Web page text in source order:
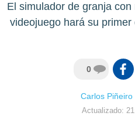
El simulador de granja
videojuego hará su
0
Carlos Piñeiro
Actualizado: